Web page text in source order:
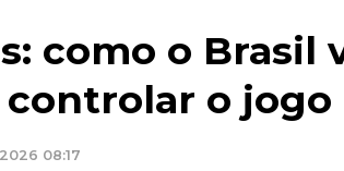
como o Brasil
controlar o jogo
08:17